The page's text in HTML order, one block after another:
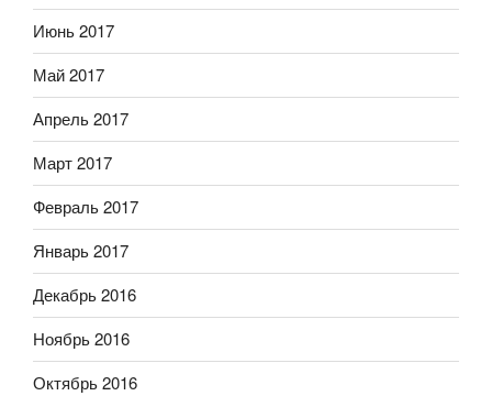
Июнь 2017
Май 2017
Апрель 2017
Март 2017
Февраль 2017
Январь 2017
Декабрь 2016
Ноябрь 2016
Октябрь 2016